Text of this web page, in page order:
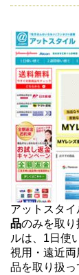
アットスタイ
品のみを取り
ルは、1日使
視用・遠近
品を取り扱